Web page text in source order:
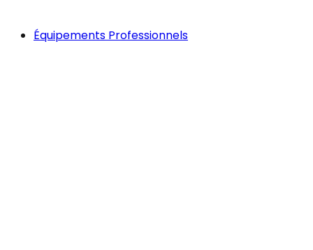
Équipements Professionnels